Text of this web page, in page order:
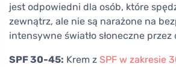
jest odpowiedni dla osób, które
zewnątrz, ale nie są narażone na
intensywne światło słoneczne przez
SPF 30-45: Krem z SPF w zakresie